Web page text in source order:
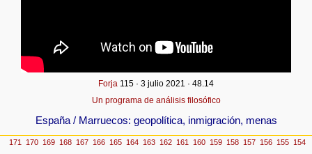
Forja 115 · 3 julio 2021 · 48.14
Un programa de análisis filosófico
España / Marruecos: geopolítica, inmigración, menas